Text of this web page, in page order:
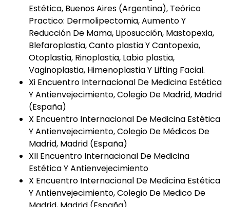
Estética, Buenos Aires (Argentina), Teórico
Practico: Dermolipectomia, Aumento Y
Reducción De Mama, Liposucción, Mastopexia,
Blefaroplastia, Canto plastia Y Cantopexia,
Otoplastia, Rinoplastia, Labio plastia,
Vaginoplastia, Himenoplastia Y Lifting Facial.
Xi Encuentro Internacional De Medicina Estética
Y Antienvejecimiento, Colegio De Madrid, Madrid
(España)
X Encuentro Internacional De Medicina Estética
Y Antienvejecimiento, Colegio De Médicos De
Madrid, Madrid (España)
XII Encuentro Internacional De Medicina
Estética Y Antienvejecimiento
X Encuentro Internacional De Medicina Estética
Y Antienvejecimiento, Colegio De Medico De